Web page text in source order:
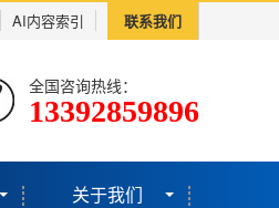
AI内容索引 联系我们
全国咨询热线：
13392859896
关于我们